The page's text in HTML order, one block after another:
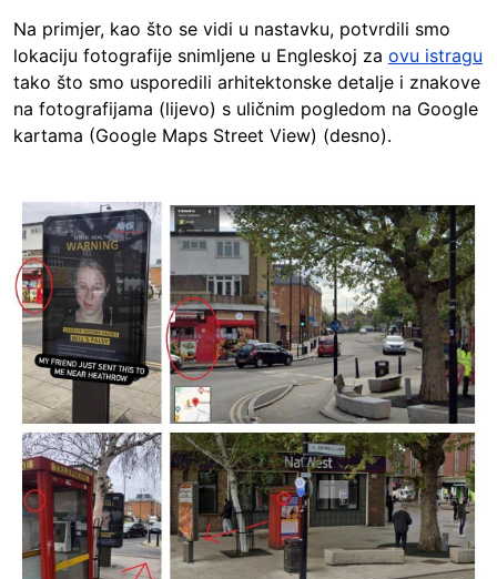
Na primjer, kao što se vidi u nastavku, potvrdili smo
lokaciju fotografije snimljene u Engleskoj za ovu istragu
tako što smo usporedili arhitektonske detalje i znakove
na fotografijama (lijevo) s uličnim pogledom na Google
kartama (Google Maps Street View) (desno).
Image